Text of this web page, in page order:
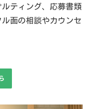
ティング、応募書類
面の相談やカウンセ